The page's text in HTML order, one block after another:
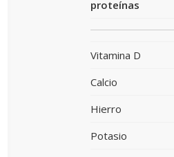
proteínas
Vitamina D
Calcio
Hierro
Potasio